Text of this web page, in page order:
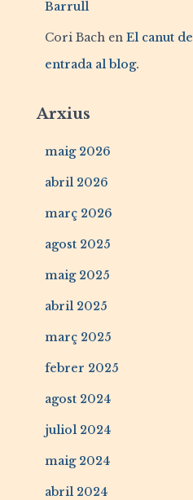
Barrull
Cori Bach en El canut
entrada al blog.
Arxius
maig 2026
abril 2026
març 2026
agost 2025
maig 2025
abril 2025
març 2025
febrer 2025
agost 2024
juliol 2024
maig 2024
abril 2024